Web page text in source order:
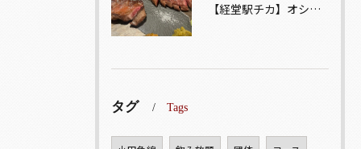
【経堂駅チカ】オシャレ居酒屋🏮自慢のお肉が楽しめる🐃お得なコ...
タグ Tags